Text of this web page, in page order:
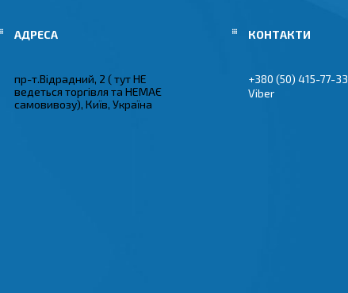
пр-т.Відрадний, 2 ( тут НЕ
ведеться торгівля та НЕМАЄ
самовивозу), Київ, Україна
+380 (50) 415-77-33
Viber